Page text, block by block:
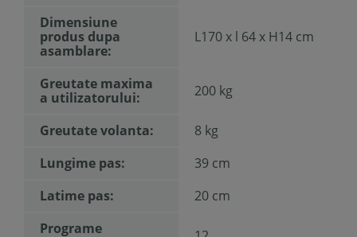
Dimensiune
produs dupa
asamblare:
L170 x l 64 x H14 cm
Greutate maxima
a utilizatorului:
200 kg
Greutate volanta:
8 kg
Lungime pas:
39 cm
Latime pas:
20 cm
Programe